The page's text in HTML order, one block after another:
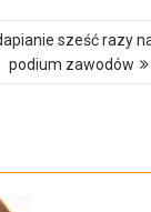
sześć razy
podium zawodów